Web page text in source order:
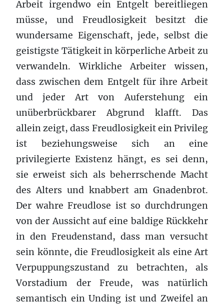
Arbeit irgendwo ein Entgelt bereitliegen
müsse, und Freudlosigkeit besitzt die
wundersame Eigenschaft, jede, selbst die
geistigste Tätigkeit in körperliche Arbeit zu
verwandeln. Wirkliche Arbeiter wissen,
dass zwischen dem Entgelt für ihre Arbeit
und jeder Art von Auferstehung ein
unüberbrückbarer Abgrund klafft. Das
allein zeigt, dass Freudlosigkeit ein Privileg
ist beziehungsweise sich an eine
privilegierte Existenz hängt, es sei denn,
sie erweist sich als beherrschende Macht
des Alters und knabbert am Gnadenbrot.
Der wahre Freudlose ist so durchdrungen
von der Aussicht auf eine baldige Rückkehr
in den Freudenstand, dass man versucht
sein könnte, die Freudlosigkeit als eine Art
Verpuppungszustand zu betrachten, als
Vorstadium der Freude, was natürlich
semantisch ein Unding ist und Zweifel an